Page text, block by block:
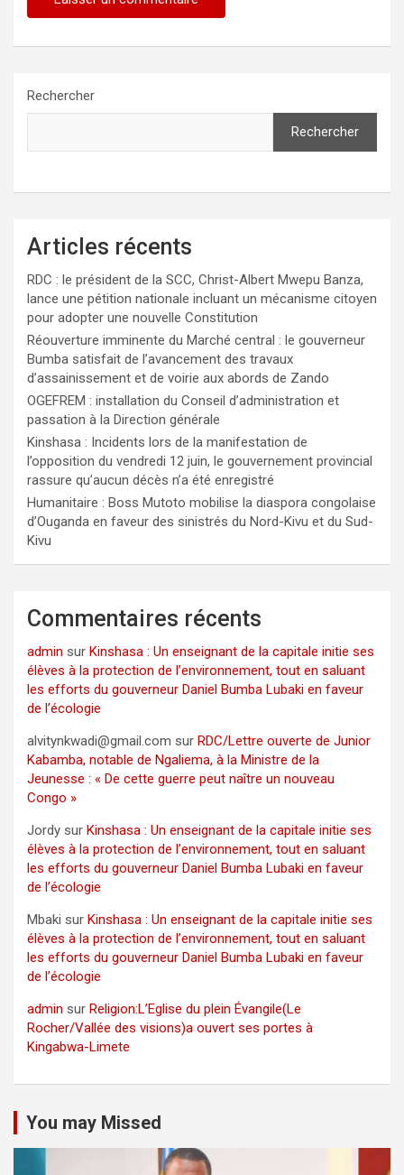
Rechercher
Rechercher
Articles récents
RDC : le président de la SCC, Christ-Albert Mwepu Banza,
lance une pétition nationale incluant un mécanisme citoyen
pour adopter une nouvelle Constitution
Réouverture imminente du Marché central : le gouverneur
Bumba satisfait de l’avancement des travaux
d’assainissement et de voirie aux abords de Zando
OGEFREM : installation du Conseil d’administration et
passation à la Direction générale
Kinshasa : Incidents lors de la manifestation de
l’opposition du vendredi 12 juin, le gouvernement provincial
rassure qu’aucun décès n’a été enregistré
Humanitaire : Boss Mutoto mobilise la diaspora congolaise
d’Ouganda en faveur des sinistrés du Nord-Kivu et du Sud-
Kivu
Commentaires récents
admin sur Kinshasa : Un enseignant de la capitale initie ses
élèves à la protection de l’environnement, tout en saluant
les efforts du gouverneur Daniel Bumba Lubaki en faveur
de l’écologie
alvitynkwadi@gmail.com sur RDC/Lettre ouverte de Junior
Kabamba, notable de Ngaliema, à la Ministre de la
Jeunesse : « De cette guerre peut naître un nouveau
Congo »
Jordy sur Kinshasa : Un enseignant de la capitale initie ses
élèves à la protection de l’environnement, tout en saluant
les efforts du gouverneur Daniel Bumba Lubaki en faveur
de l’écologie
Mbaki sur Kinshasa : Un enseignant de la capitale initie ses
élèves à la protection de l’environnement, tout en saluant
les efforts du gouverneur Daniel Bumba Lubaki en faveur
de l’écologie
admin sur Religion:L’Eglise du plein Évangile(Le
Rocher/Vallée des visions)a ouvert ses portes à
Kingabwa-Limete
You may Missed